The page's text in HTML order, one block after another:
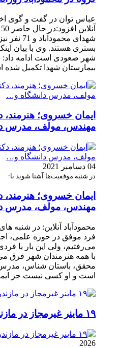
عباس توان در گفت و گوی
شهدای
بستری هستند. وی با بیان
شهر صعودی است ادامه
بیمارستان شهدا تکمیل
ایمان خسروی؛ هنرمند،
مهندس، مولف، مدرس
04 دسامبر 2021
در شنبه موفقیت‌ها آشنا شوید با:
ایمان خسروی؛ هنرمند،
مهندس، مولف، مدرس
محمودآباد آنلاین: در شنبه
فرد موفق در حوزه علمی،
می‌رفتیم، ولی این بار با
با همه هنرمندان شهر فرق
محقق، باستان شناس،
است و او کسی نیست جز
۱۹ ماینر غیرمجاز در مازندران از مدار خارج شد
2026